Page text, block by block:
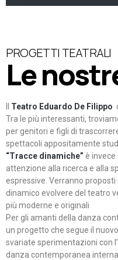
PROGETTI TEATRALI
Le
Teatro Eduardo De Filippo
Tra le più interessanti,
per genitori e figli di
spettacoli appositamente
“Tracce dinamiche” è invece
attenzione alla ricerca e alla
espressive. Verranno
dinamico evolvere del teatro
più moderne e originali
Per gli amanti della danza
un progetto che segue il
svariate sperimentazioni con
danza contemporanea